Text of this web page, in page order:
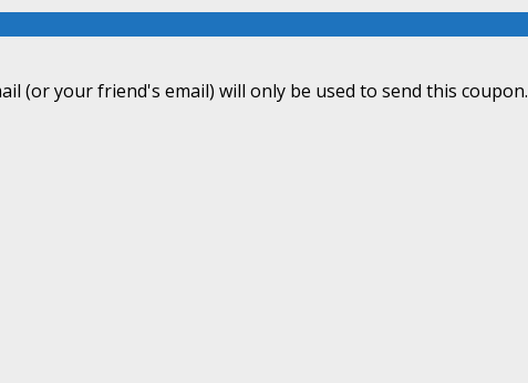
(or your friend's email) will only be used to send this coupon.